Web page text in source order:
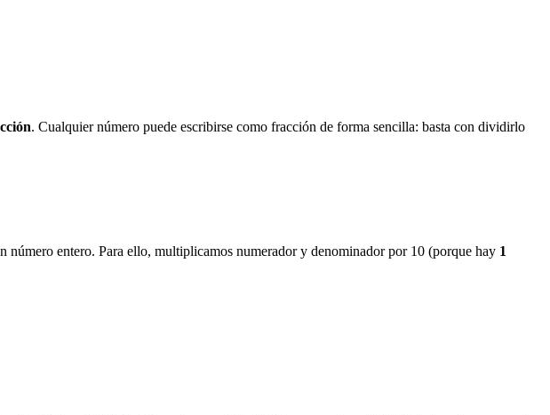
. Cualquier número puede escribirse como fracción de forma sencilla: basta con dividirlo
entero. Para ello, multiplicamos numerador y denominador por 10 (porque hay 1